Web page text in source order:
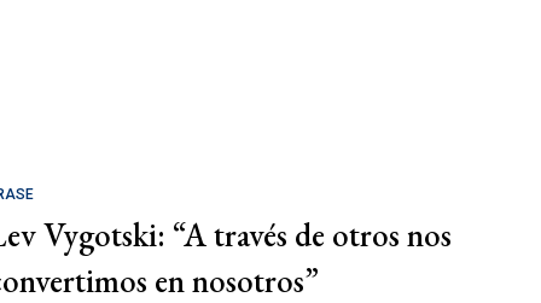
Vygotski: “A través de otros nos
en nosotros”